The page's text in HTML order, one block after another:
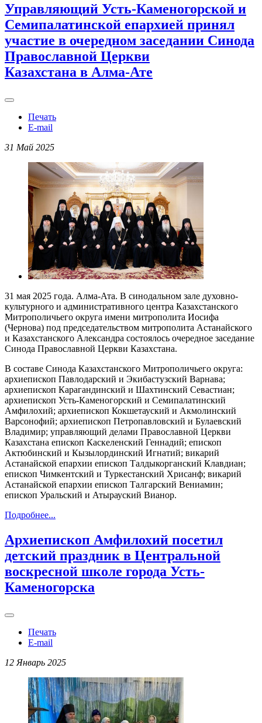
Управляющий Усть-Каменогорской и
Семипалатинской епархией принял
участие в очередном заседании Синода
Православной Церкви
Казахстана в Алма-Ате
Печать
E-mail
31 Май 2025
31 мая 2025 года. Алма-Ата. В синодальном зале духовно-
культурного и административного центра Казахстанского
Митрополичьего округа имени митрополита Иосифа
(Чернова) под председательством митрополита Астанайского
и Казахстанского Александра состоялось очередное заседание
Синода Православной Церкви Казахстана.
В составе Синода Казахстанского Митрополичьего округа:
архиепископ Павлодарский и Экибастузский Варнава;
архиепископ Карагандинский и Шахтинский Севастиан;
архиепископ Усть-Каменогорский и Семипалатинский
Амфилохий; архиепископ Кокшетауский и Акмолинский
Варсонофий; архиепископ Петропавловский и Булаевский
Владимир; управляющий делами Православной Церкви
Казахстана епископ Каскеленский Геннадий; епископ
Актюбинский и Кызылординский Игнатий; викарий
Астанайской епархии епископ Талдыкорганский Клавдиан;
епископ Чимкентский и Туркестанский Хрисанф; викарий
Астанайской епархии епископ Талгарский Вениамин;
епископ Уральский и Атырауский Вианор.
Подробнее...
Архиепископ Амфилохий посетил
детский праздник в Центральной
воскресной школе города Усть-
Каменогорска
Печать
E-mail
12 Январь 2025